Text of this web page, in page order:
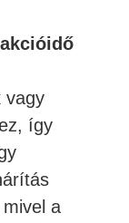
vagy
így
a